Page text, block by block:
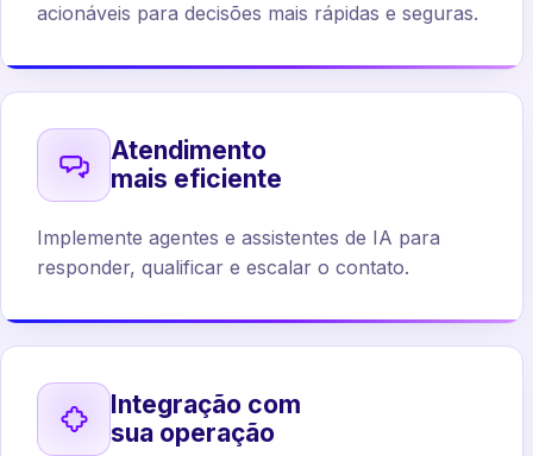
acionáveis para decisões mais rápidas e seguras.
Atendimento
mais eficiente
Implemente agentes e assistentes de IA para
responder, qualificar e escalar o contato.
Integração com
sua operação